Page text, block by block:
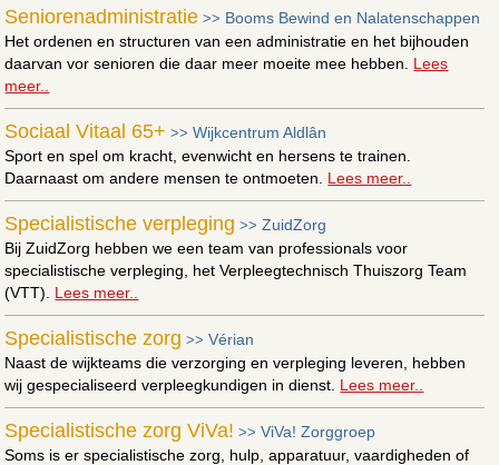
Seniorenadministratie >> Booms Bewind en Nalatenschappen
Het ordenen en structuren van een administratie en het bijhouden
daarvan vor senioren die daar meer moeite mee hebben. Lees
meer..
Sociaal Vitaal 65+ >>Wijkcentrum Aldlân
Sport en spel om kracht, evenwicht en hersens te trainen.
Daarnaast om andere mensen te ontmoeten. Lees meer..
Specialistische verpleging >>ZuidZorg
Bij ZuidZorg hebben we een team van professionals voor
specialistische verpleging, het Verpleegtechnisch Thuiszorg Team
(VTT). Lees meer..
Specialistische zorg >>Vérian
Naast de wijkteams die verzorging en verpleging leveren, hebben
wij gespecialiseerd verpleegkundigen in dienst. Lees meer..
Specialistische zorg ViVa! >>ViVa! Zorggroep
Soms is er specialistische zorg, hulp, apparatuur, vaardigheden of